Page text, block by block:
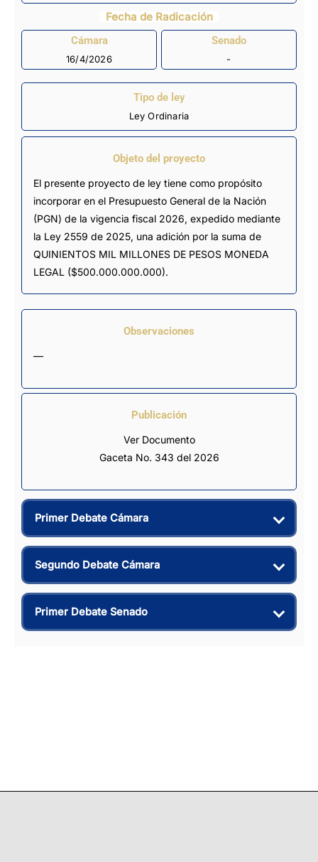
Fecha de Radicación
Cámara
16/4/2026
Senado
-
Tipo de ley
Ley Ordinaria
Objeto del proyecto
El presente proyecto de ley tiene como propósito
incorporar en el Presupuesto General de la Nación
(PGN) de la vigencia fiscal 2026, expedido mediante
la Ley 2559 de 2025, una adición por la suma de
QUINIENTOS MIL MILLONES DE PESOS MONEDA
LEGAL ($500.000.000.000).
Observaciones
—
Publicación
Ver Documento
Gaceta No. 343 del 2026
Primer Debate Cámara
Segundo Debate Cámara
Primer Debate Senado